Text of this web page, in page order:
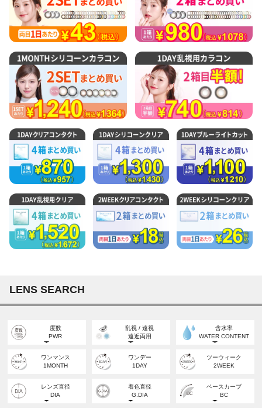
LENS SEARCH
度数
PWR
NON-PWR
POWERED
乱視 / 遠視
遠近両用
TORIC
FARSIGHT
遠近両用
含水率
WATER CONTENT
HIGH WATER
LOW WATER
ワンマンス
1MONTH
ワンデー
1DAY
ツーウィーク
2WEEK
レンズ直径
DIA
着色直径
G.DIA
ベースカーブ
BC